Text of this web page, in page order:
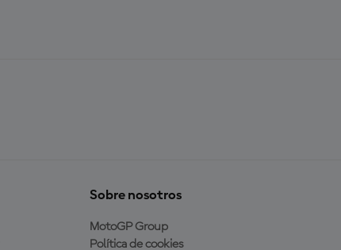
Sobre nosotros
MotoGP Group
Política de cookies